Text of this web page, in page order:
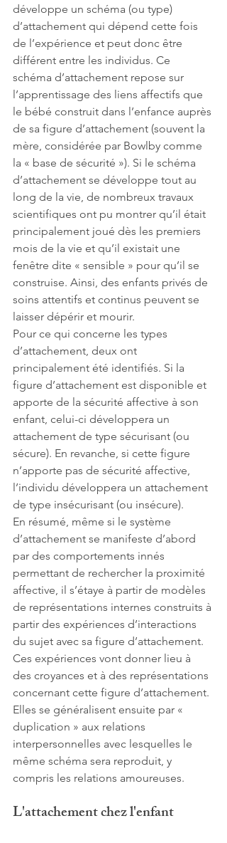
développe un schéma (ou type)
d’attachement qui dépend cette fois
de l’expérience et peut donc être
différent entre les individus. Ce
schéma d’attachement repose sur
l’apprentissage des liens affectifs que
le bébé construit dans l’enfance auprès
de sa figure d’attachement (souvent la
mère, considérée par Bowlby comme
la « base de sécurité »). Si le schéma
d’attachement se développe tout au
long de la vie, de nombreux travaux
scientifiques ont pu montrer qu’il était
principalement joué dès les premiers
mois de la vie et qu’il existait une
fenêtre dite « sensible » pour qu’il se
construise. Ainsi, des enfants privés de
soins attentifs et continus peuvent se
laisser dépérir et mourir.
Pour ce qui concerne les types
d’attachement, deux ont
principalement été identifiés. Si la
figure d’attachement est disponible et
apporte de la sécurité affective à son
enfant, celui-ci développera un
attachement de type sécurisant (ou
sécure). En revanche, si cette figure
n’apporte pas de sécurité affective,
l’individu développera un attachement
de type insécurisant (ou insécure).
En résumé, même si le système
d’attachement se manifeste d’abord
par des comportements innés
permettant de rechercher la proximité
affective, il s’étaye à partir de modèles
de représentations internes construits à
partir des expériences d’interactions
du sujet avec sa figure d’attachement.
Ces expériences vont donner lieu à
des croyances et à des représentations
concernant cette figure d’attachement.
Elles se généralisent ensuite par «
duplication » aux relations
interpersonnelles avec lesquelles le
même schéma sera reproduit, y
compris les relations amoureuses.
L'attachement chez l'enfant